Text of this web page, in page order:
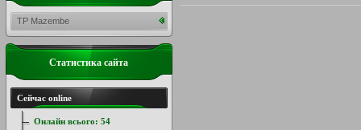
TP Mazembe
Статистика сайта
Сейчас online
Онлайн всього: 54